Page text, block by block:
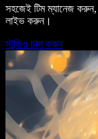
সহজেই টিম ম্যানেজ
লাইভ করুন।
স্টুডিও চালু করুন